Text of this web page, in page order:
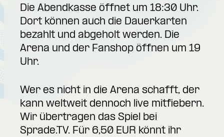
Die Abendkasse öffnet um 18:30 Uhr.
Dort können auch die Dauerkarten
bezahlt und abgeholt werden. Die
Arena und der Fanshop öffnen um 19
Uhr.
Wer es nicht in die Arena schafft, der
kann weltweit dennoch live mitfiebern.
Wir übertragen das Spiel bei
Sprade.TV. Für 6,50 EUR könnt ihr